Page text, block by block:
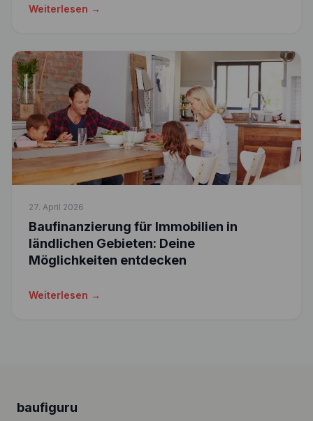
Weiterlesen →
27. April 2026
Baufinanzierung für Immobilien in
ländlichen Gebieten: Deine
Möglichkeiten entdecken
Weiterlesen →
baufiguru